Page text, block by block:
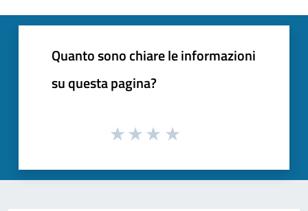
Quanto sono chiare le informazioni
su questa pagina?